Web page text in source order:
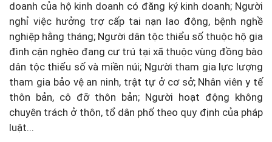
doanh của hộ kinh doanh có đăng ký kinh doanh; Người
nghỉ việc hưởng trợ cấp tai nạn lao động, bệnh nghề
nghiệp hằng tháng; Người dân tộc thiểu số thuộc hộ gia
đình cận nghèo đang cư trú tại xã thuộc vùng đồng bào
dân tộc thiểu số và miền núi; Người tham gia lực lượng
tham gia bảo vệ an ninh, trật tự ở cơ sở; Nhân viên y tế
thôn bản, cô đỡ thôn bản; Người hoạt động không
chuyên trách ở thôn, tổ dân phố theo quy định của pháp
luật...